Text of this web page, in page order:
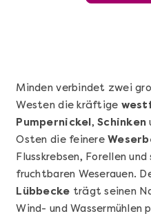
Sushi Selber
Minden verbindet zwei
Westen die kräftige
Pumpernickel ,Schinken
Osten die feinere
Flusskrebsen, Forellen
fruchtbaren Weserauen.
Lübbecke trägt seinen
Wind- und Wassermühlen